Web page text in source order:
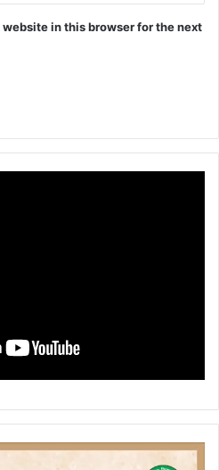
in this browser for the next